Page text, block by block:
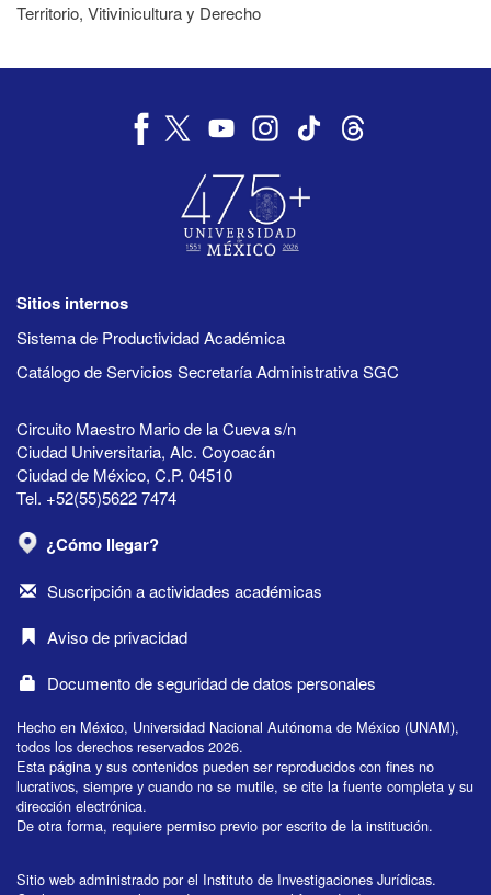
Territorio, Vitivinicultura y Derecho
Sitios internos
Sistema de Productividad Académica
Catálogo de Servicios Secretaría Administrativa SGC
Circuito Maestro Mario de la Cueva s/n
Ciudad Universitaria, Alc. Coyoacán
Ciudad de México, C.P. 04510
Tel. +52(55)5622 7474
¿Cómo llegar?
Suscripción a actividades académicas
Aviso de privacidad
Documento de seguridad de datos personales
Hecho en México, Universidad Nacional Autónoma de México (UNAM),
todos los derechos reservados 2026.
Esta página y sus contenidos pueden ser reproducidos con fines no
lucrativos, siempre y cuando no se mutile, se cite la fuente completa y su
dirección electrónica.
De otra forma, requiere permiso previo por escrito de la institución.
Sitio web administrado por el Instituto de Investigaciones Jurídicas.